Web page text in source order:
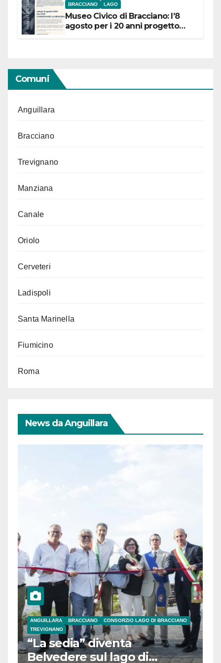
BRACCIANO LAGO
Museo Civico di Bracciano: l’8
agosto per i 20 anni progetto
Comuni
Anguillara
Bracciano
Trevignano
Manziana
Canale
Oriolo
Cerveteri
Ladispoli
Santa Marinella
Fiumicino
Roma
News da Anguillara
ANGUILLARA BRACCIANO
CONSORZIO LAGO DI BRACCIANO
TREVIGNANO
“La sedia” diventa
Belvedere sul lago di